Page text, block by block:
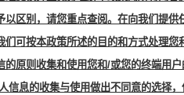
以区别，请您重点查阅。在向我们提供
们可按本政策所述的目的和方式处理您
的原则收集和使用您和/或您的终端用
信息的收集与使用做出不同意的选择